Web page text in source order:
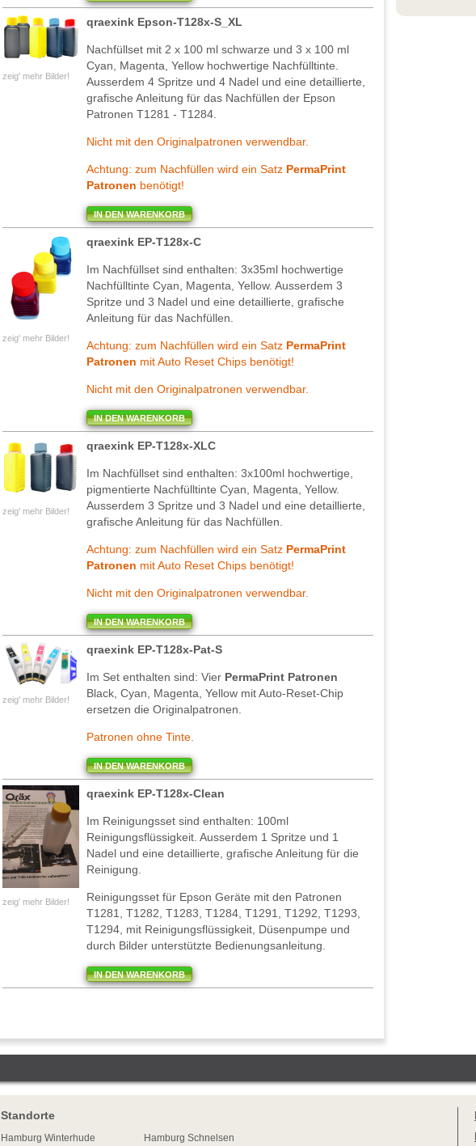
zeig' mehr Bilder!
qraexink Epson-T128x-S_XL
Nachfüllset mit 2 x 100 ml schwarze und 3 x 100 ml
Cyan, Magenta, Yellow hochwertige Nachfülltinte.
Ausserdem 4 Spritze und 4 Nadel und eine detaillierte,
grafische Anleitung für das Nachfüllen der Epson
Patronen T1281 - T1284.
Nicht mit den Originalpatronen verwendbar.
Achtung: zum Nachfüllen wird ein Satz PermaPrint
Patronen benötigt!
IN DEN WARENKORB
zeig' mehr Bilder!
qraexink EP-T128x-C
Im Nachfüllset sind enthalten: 3x35ml hochwertige
Nachfülltinte Cyan, Magenta, Yellow. Ausserdem 3
Spritze und 3 Nadel und eine detaillierte, grafische
Anleitung für das Nachfüllen.
Achtung: zum Nachfüllen wird ein Satz PermaPrint
Patronen mit Auto Reset Chips benötigt!
Nicht mit den Originalpatronen verwendbar.
IN DEN WARENKORB
zeig' mehr Bilder!
qraexink EP-T128x-XLC
Im Nachfüllset sind enthalten: 3x100ml hochwertige,
pigmentierte Nachfülltinte Cyan, Magenta, Yellow.
Ausserdem 3 Spritze und 3 Nadel und eine detaillierte,
grafische Anleitung für das Nachfüllen.
Achtung: zum Nachfüllen wird ein Satz PermaPrint
Patronen mit Auto Reset Chips benötigt!
Nicht mit den Originalpatronen verwendbar.
IN DEN WARENKORB
zeig' mehr Bilder!
qraexink EP-T128x-Pat-S
Im Set enthalten sind: Vier PermaPrint Patronen
Black, Cyan, Magenta, Yellow mit Auto-Reset-Chip
ersetzen die Originalpatronen.
Patronen ohne Tinte.
IN DEN WARENKORB
zeig' mehr Bilder!
qraexink EP-T128x-Clean
Im Reinigungsset sind enthalten: 100ml
Reinigungsflüssigkeit. Ausserdem 1 Spritze und 1
Nadel und eine detaillierte, grafische Anleitung für die
Reinigung.
Reinigungsset für Epson Geräte mit den Patronen
T1281, T1282, T1283, T1284, T1291, T1292, T1293,
T1294, mit Reinigungsflüssigkeit, Düsenpumpe und
durch Bilder unterstützte Bedienungsanleitung.
IN DEN WARENKORB
Standorte
Hamburg Winterhude
Hamburg Schnelsen